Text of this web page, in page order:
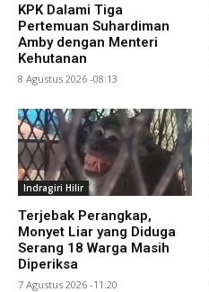
KPK Dalami Tiga
Pertemuan Suhardiman
Amby dengan Menteri
Kehutanan
8 Agustus 2026 -08:13
Indragiri Hilir
Terjebak Perangkap,
Monyet Liar yang Diduga
Serang 18 Warga Masih
Diperiksa
7 Agustus 2026 -11:20